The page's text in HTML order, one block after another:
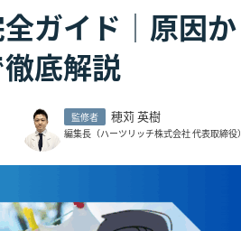
全ガイド│原因か
底解説
監修者 穂苅 英樹
編集長（ハーツリッチ株式会社 代表取締役）